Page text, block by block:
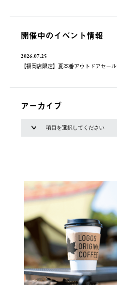
開催中のイベント情報
2026.07.25
【福岡店限定】夏本番アウトドアセール
アーカイブ